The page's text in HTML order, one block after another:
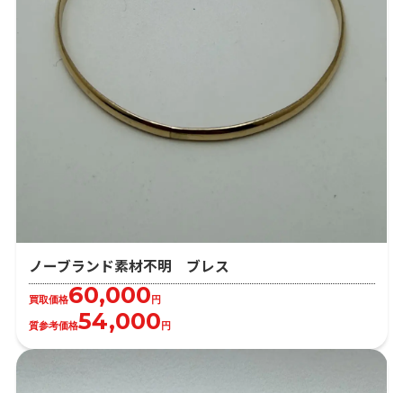
ノーブランド素材不明 ブレス
買取価格60,000 円
質参考価格54,000 円